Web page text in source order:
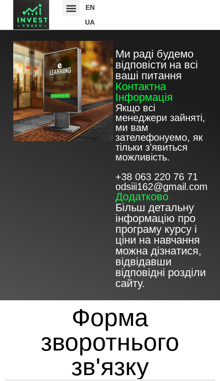
EN
UA
Ми раді будемо
відповісти на всі
ваші питання
Контактна
Інформація
Якщо всі
менеджери зайняті,
ми вам
зателефонуемо, як
тільки з'явиться
можливість.
+38 063 220 76 71
odsiii162@gmail.com
Додатково
Більш детальну
інформацію про
програму курсу і
ціни на навчання
можна дізнатися,
відвідавши
відповідні розділи
сайту.
Форма
зворотнього
зв'язку